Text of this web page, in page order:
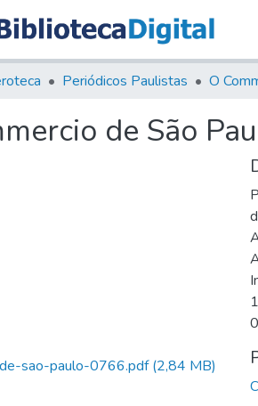
Periódicos Paulistas O
de São
sao-paulo-0766.pdf(2,84 MB)